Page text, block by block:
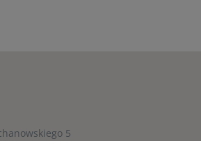
5